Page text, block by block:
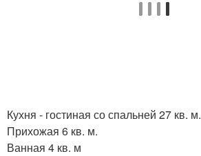
Кухня - гостиная со спальней 27 кв. м.
Прихожая 6 кв. м.
Ванная 4 кв. м